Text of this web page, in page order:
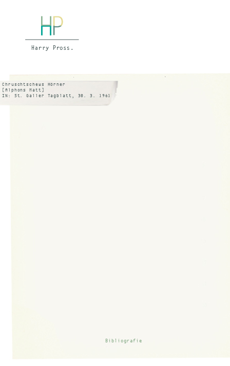
Chruschtschews Hörner
[Alphons Matt]
IN: St. Galler Tagblatt, 30. 3. 1961
Bibliografie